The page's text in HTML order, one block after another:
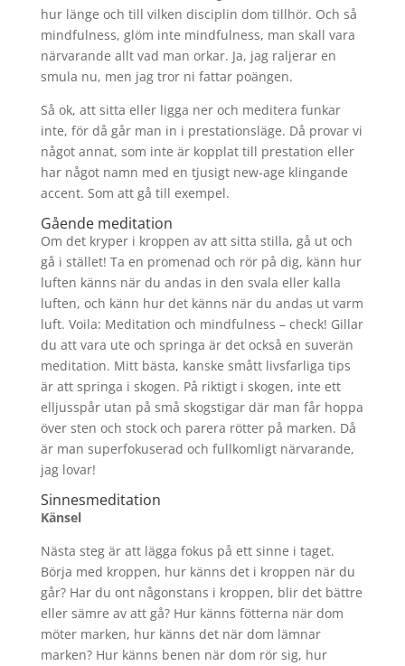
hur länge och till vilken disciplin dom tillhör. Och så
mindfulness, glöm inte mindfulness, man skall vara
närvarande allt vad man orkar. Ja, jag raljerar en
smula nu, men jag tror ni fattar poängen.
Så ok, att sitta eller ligga ner och meditera funkar
inte, för då går man in i prestationsläge. Då provar vi
något annat, som inte är kopplat till prestation eller
har något namn med en tjusigt new-age klingande
accent. Som att gå till exempel.
Gående meditation
Om det kryper i kroppen av att sitta stilla, gå ut och
gå i stället! Ta en promenad och rör på dig, känn hur
luften känns när du andas in den svala eller kalla
luften, och känn hur det känns när du andas ut varm
luft. Voila: Meditation och mindfulness – check! Gillar
du att vara ute och springa är det också en suverän
meditation. Mitt bästa, kanske smått livsfarliga tips
är att springa i skogen. På riktigt i skogen, inte ett
elljusspår utan på små skogstigar där man får hoppa
över sten och stock och parera rötter på marken. Då
är man superfokuserad och fullkomligt närvarande,
jag lovar!
Sinnesmeditation
Känsel
Nästa steg är att lägga fokus på ett sinne i taget.
Börja med kroppen, hur känns det i kroppen när du
går? Har du ont någonstans i kroppen, blir det bättre
eller sämre av att gå? Hur känns fötterna när dom
möter marken, hur känns det när dom lämnar
marken? Hur känns benen när dom rör sig, hur